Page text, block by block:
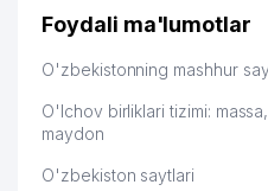
IBRAT COMPANY
55 DIAMOND DENTAL
56 GLOBAL IMPEX
XUSUSIY KORXONASI
дальше развиваюсь
Hamida 03.08.2026 12:45:39
Foydali ma'lumotlar
O'zbekistonning mashhur
O'lchov birliklari tizimi:
maydon
O'zbekiston saytlari